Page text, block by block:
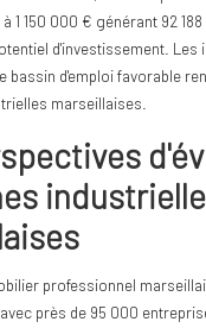
1 150 000 € générant 92
d'investissement. Les
bassin d'emploi favorable
marseillaises.
professionnel
près de 95 000